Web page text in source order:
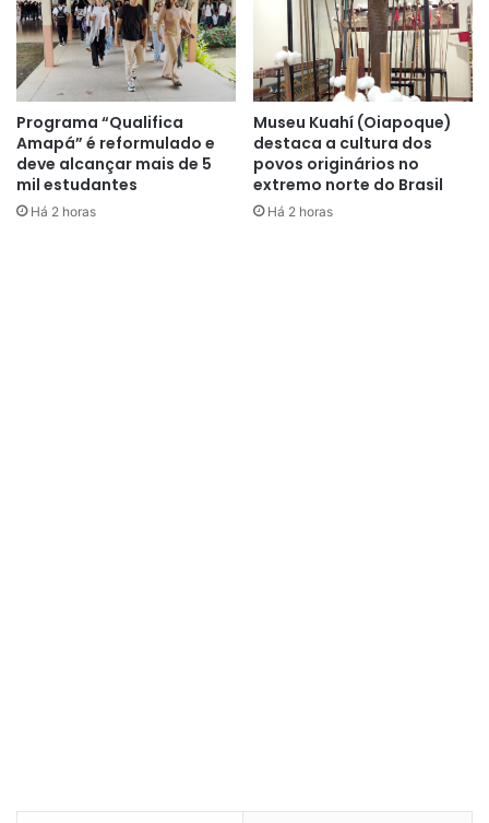
Programa “Qualifica
Amapá” é reformulado e
deve alcançar mais de 5
mil estudantes
Há 2 horas
Museu Kuahí (Oiapoque)
destaca a cultura dos
povos originários no
extremo norte do Brasil
Há 2 horas